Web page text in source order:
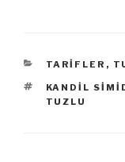
TARIFLER ,
ETIKETLER
KANDIL
TUZLU